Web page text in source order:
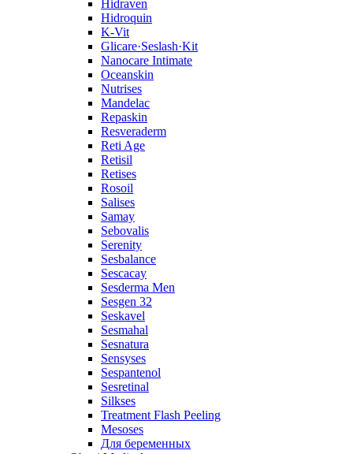
Hidraven
Hidroquin
K-Vit
Glicare·Seslash·Kit
Nanocare Intimate
Oceanskin
Nutrises
Mandelac
Repaskin
Resveraderm
Reti Age
Retisil
Retises
Rosoil
Salises
Samay
Sebovalis
Serenity
Sesbalance
Sescacay
Sesderma Men
Sesgen 32
Seskavel
Sesmahal
Sesnatura
Sensyses
Sespantenol
Sesretinal
Silkses
Treatment Flash Peeling
Mesoses
Для беременных